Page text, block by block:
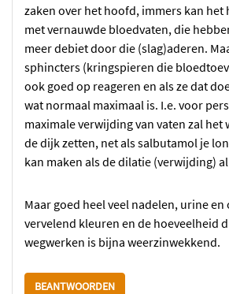
zaken over het hoofd, immers kan het
met vernauwde bloedvaten, die
meer debiet door die (slag)aderen.
sphincters (kringspieren die
ook goed op reageren en als ze dat
wat normaal maximaal is. I.e. voor
maximale verwijding van vaten zal het
de dijk zetten, net als salbutamol je
kan maken als de dilatie (verwijding)
Maar goed heel veel nadelen, urine
vervelend kleuren en de hoeveelheid
wegwerken is bijna weerzinwekkend.
BEANTWOORDEN